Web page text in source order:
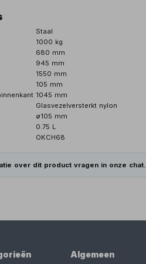
Staal
1000 kg
680 mm
945 mm
1550 mm
105 mm
1045 mm
Glasvezelversterkt nylon
ø105 mm
0.75 L
OKCH68
over dit product vragen in onze chat.
Algemeen